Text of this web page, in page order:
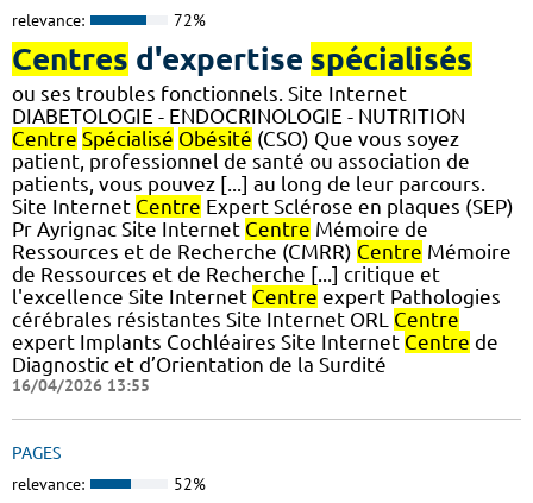
relevance: 72%
Centres d'expertise spécialisés
ou ses troubles fonctionnels. Site Internet
DIABETOLOGIE - ENDOCRINOLOGIE - NUTRITION
Centre Spécialisé Obésité (CSO) Que vous soyez
patient, professionnel de santé ou association de
patients, vous pouvez [...] au long de leur parcours.
Site Internet Centre Expert Sclérose en plaques (SEP)
Pr Ayrignac Site Internet Centre Mémoire de
Ressources et de Recherche (CMRR) Centre Mémoire
de Ressources et de Recherche [...] critique et
l'excellence Site Internet Centre expert Pathologies
cérébrales résistantes Site Internet ORL Centre
expert Implants Cochléaires Site Internet Centre de
Diagnostic et d’Orientation de la Surdité
16/04/2026 13:55
PAGES
relevance: 52%